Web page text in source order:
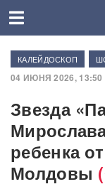
КАЛЕЙДОСКОП
04 ИЮНЯ 2026, 13:50
Звезда
ребенка
Молдовы